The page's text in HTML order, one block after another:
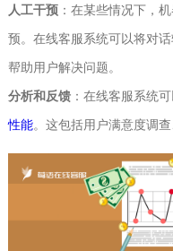
人工干预：在某些情况下，
预。在线客服系统可以将对
帮助用户解决问题。
分析和反馈：在线客服系统
性能。这包括用户满意度调查